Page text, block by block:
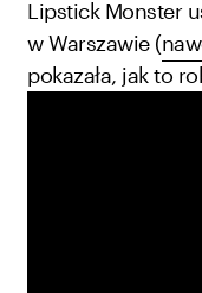
Lipstick Monster
w Warszawie (
pokazała, jak to